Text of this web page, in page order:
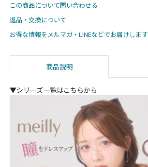
この商品について問い合わせる
返品・交換について
お得な情報をメルマガ・LINEなどでお届けします
商品説明
▼シリーズ一覧はこちらから